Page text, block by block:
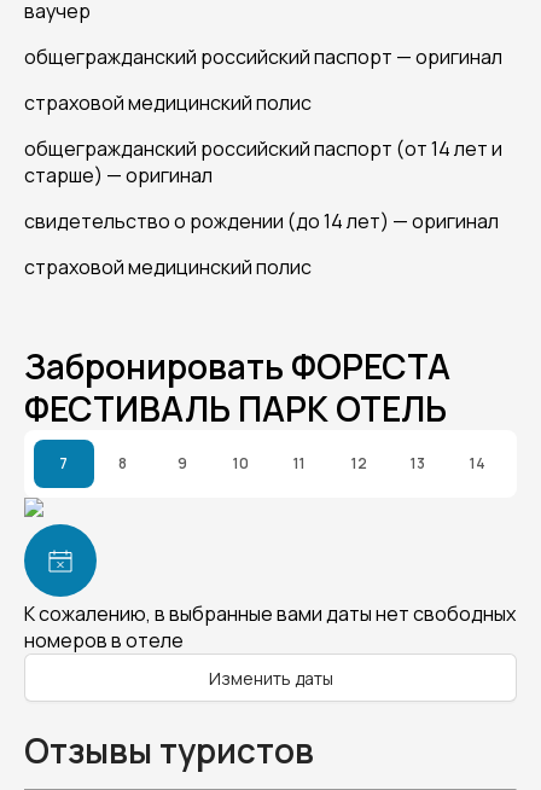
ваучер
общегражданский российский паспорт — оригинал
страховой медицинский полис
общегражданский российский паспорт (от 14 лет и
старше) — оригинал
свидетельство о рождении (до 14 лет) — оригинал
страховой медицинский полис
Забронировать ФОРЕСТА
ФЕСТИВАЛЬ ПАРК ОТЕЛЬ
7 8 9 10 11 12 13 14
К сожалению, в выбранные вами даты нет свободных
номеров в отеле
Изменить даты
Отзывы туристов